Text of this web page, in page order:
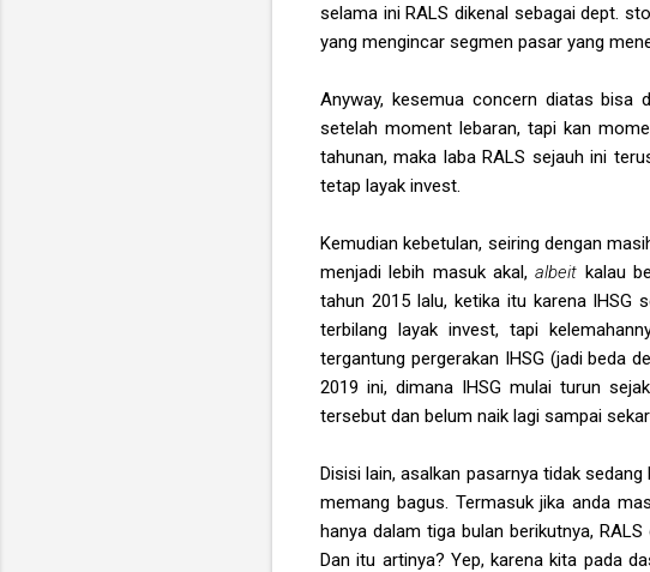
selama ini RALS dikenal sebagai dept.
yang mengincar segmen pasar yang
Anyway, kesemua concern diatas bisa
setelah moment lebaran, tapi kan
tahunan, maka laba RALS sejauh ini
tetap layak invest.
Kemudian kebetulan, seiring dengan
menjadi lebih masuk akal,albeit kalau
tahun 2015 lalu, ketika itu karena IHSG
terbilang layak invest, tapi
tergantung pergerakan IHSG (jadi beda
2019 ini, dimana IHSG mulai turun
tersebut dan belum naik lagi sampai
Disisi lain, asalkan pasarnya tidak
memang bagus. Termasuk jika anda
hanya dalam tiga bulan berikutnya,
Dan itu artinya? Yep, karena kita pada